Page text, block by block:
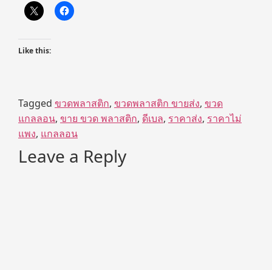
Like this:
Tagged ขวดพลาสติก, ขวดพลาสติก ขายส่ง, ขวด
แกลลอน, ขาย ขวด พลาสติก, ดีเบล, ราคาส่ง, ราคาไม่
แพง, แกลลอน
Leave a Reply